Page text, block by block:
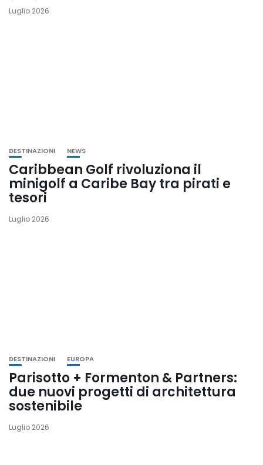
Luglio 2026
DESTINAZIONI NEWS
Caribbean Golf rivoluziona il
minigolf a Caribe Bay tra pirati e
tesori
Luglio 2026
DESTINAZIONI EUROPA
Parisotto + Formenton & Partners:
due nuovi progetti di architettura
sostenibile
Luglio 2026